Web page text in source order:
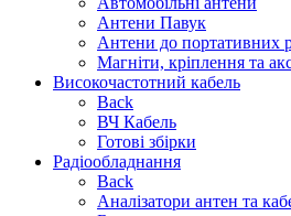
Антени Павук
Антени до портативних
Магніти, кріплення та
Високочастотний кабель
Back
ВЧ Кабель
Готові збірки
Радіообладнання
Back
Аналізатори антен та